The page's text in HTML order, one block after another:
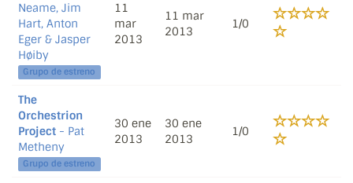
Neame, Jim
Hart, Anton
Eger & Jasper
Høiby
Grupo de estreno
11
mar
2013
11 mar
2013
1/0
The
Orchestrion
Project - Pat
Metheny
Grupo de estreno
30 ene
2013
30 ene
2013
1/0